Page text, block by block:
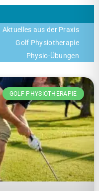
Aktuelles aus der Praxis
Golf Physiotherapie
Physio-Übungen
GOLF PHYSIOTHERAPIE